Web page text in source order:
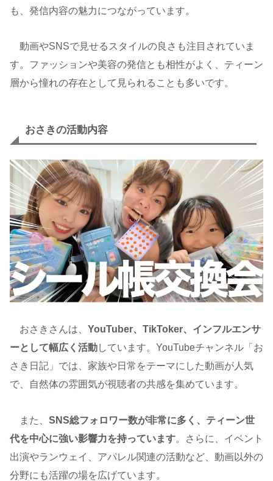
も、発信内容の魅力につながっています。
動画やSNSで見せるスタイルの良さも注目されていま
す。ファッションや美容の発信とも相性がよく、ティーン
層から憧れの存在として見られることも多いです。
おさきの活動内容
おさきさんは、 YouTuber、TikToker、インフルエンサ
ーとして幅広く活動しています。YouTubeチャンネル「お
さき日記」では、家族や日常をテーマにした動画が人気
で、自然体の雰囲気が視聴者の共感を集めています。
また、 SNS総フォロワー数が非常に多く、ティーン世
代を中心に強い影響力を持っています。さらに、イベント
出演やランウェイ、アパレル関連の活動など、動画以外の
分野にも活躍の場を広げています。